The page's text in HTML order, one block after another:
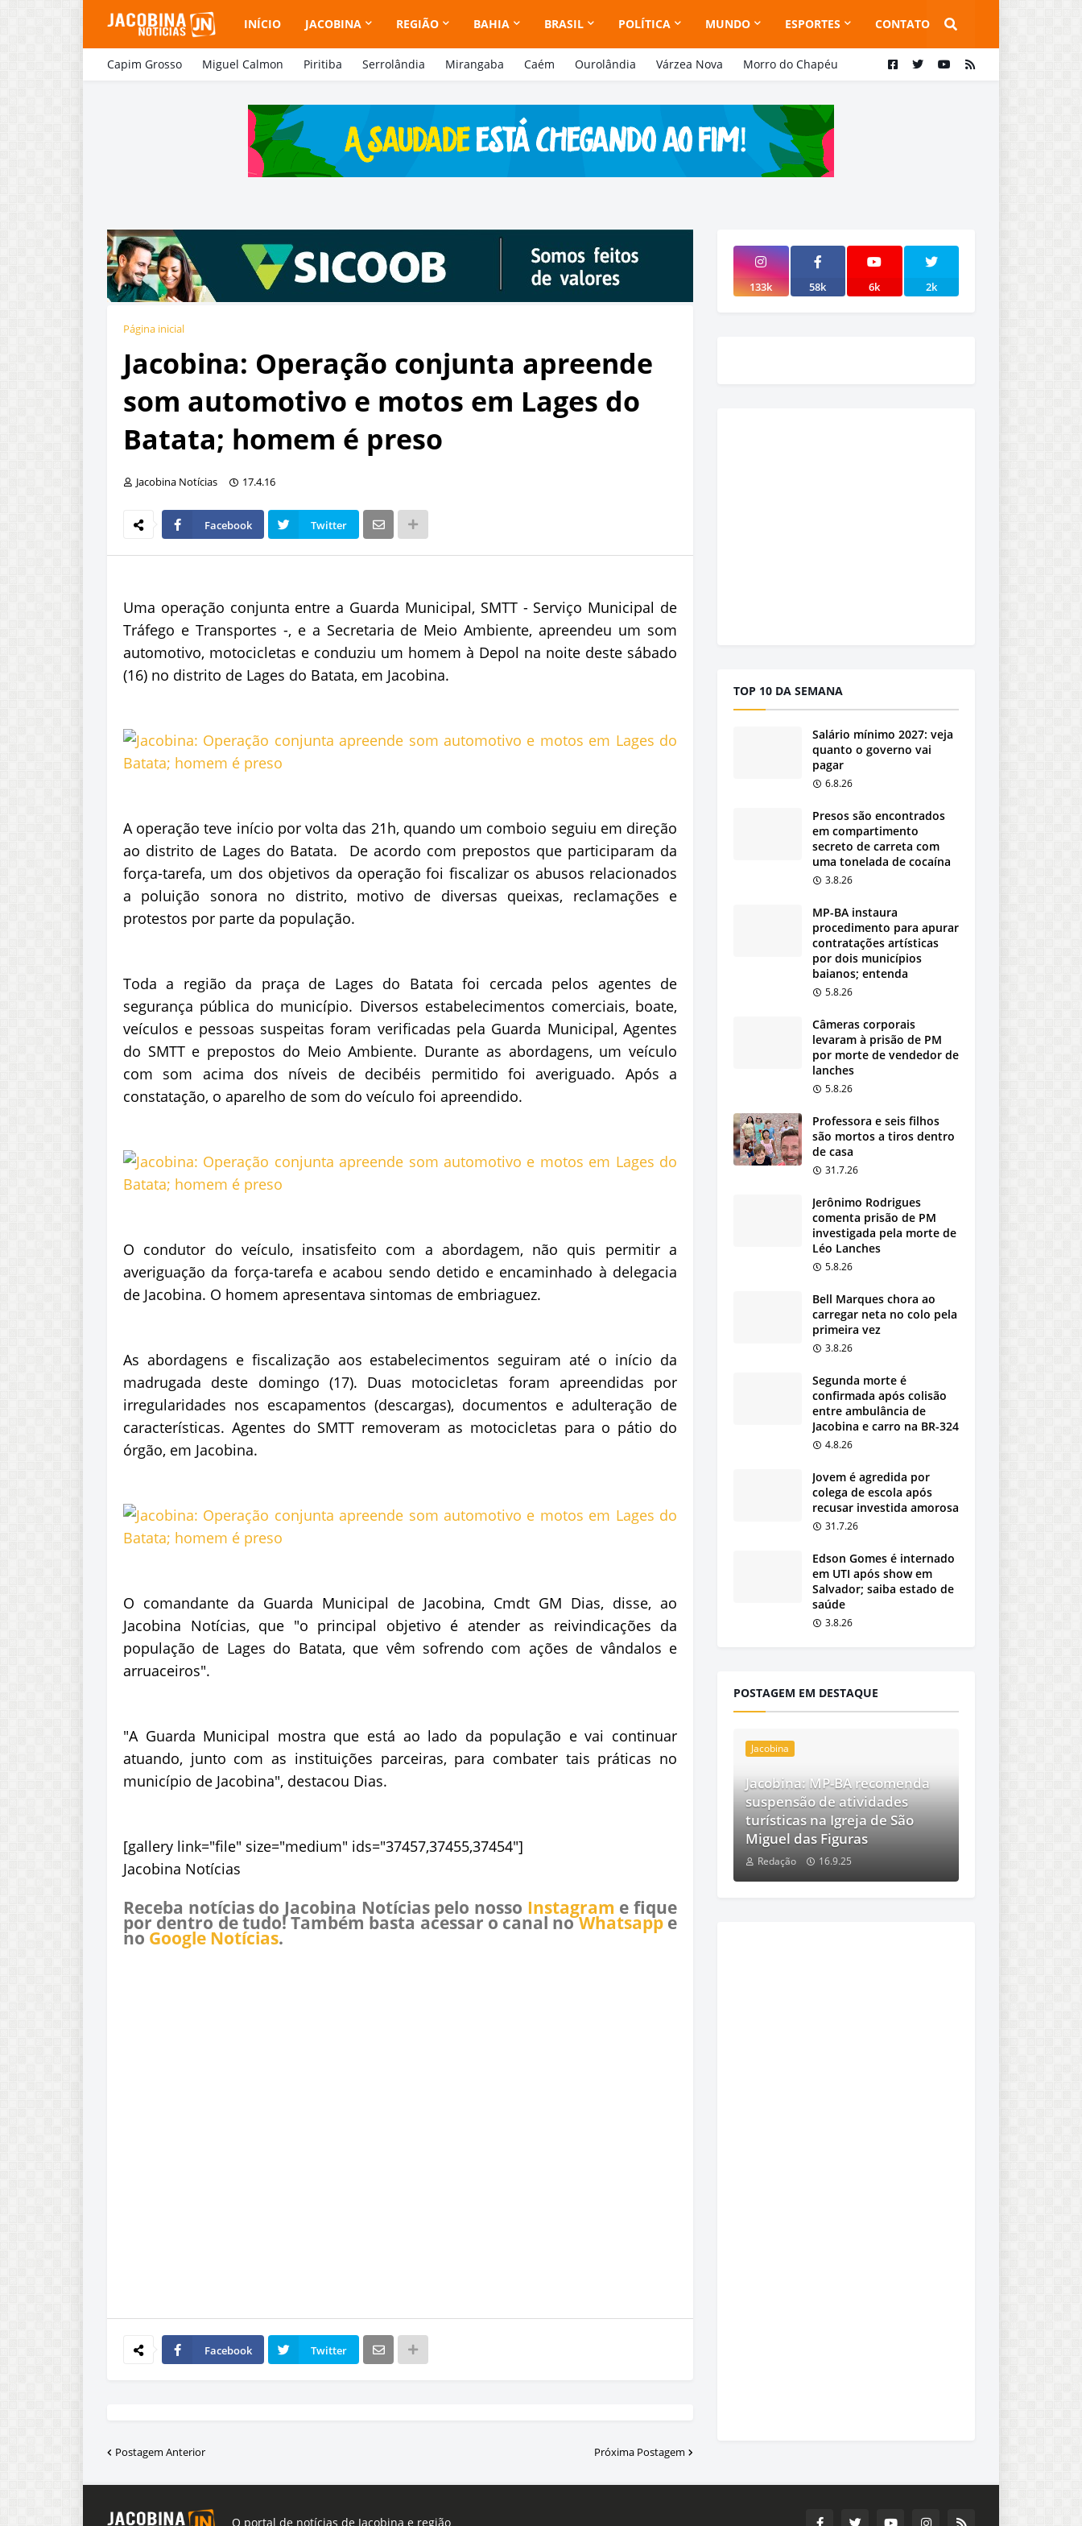
INÍCIO JACOBINA REGIÃO BAHIA BRASIL POLÍTICA MUNDO ESPORTES CONTATO
Capim Grosso Miguel Calmon Piritiba Serrolândia Mirangaba Caém Ourolândia Várzea Nova Morro do Chapéu
Página inicial
Jacobina: Operação conjunta apreende
som automotivo e motos em Lages do
Batata; homem é preso
Jacobina Notícias 17.4.16
Facebook Twitter
Uma operação conjunta entre a Guarda Municipal, SMTT - Serviço Municipal de
Tráfego e Transportes -, e a Secretaria de Meio Ambiente, apreendeu um som
automotivo, motocicletas e conduziu um homem à Depol na noite deste sábado
(16) no distrito de Lages do Batata, em Jacobina.
A operação teve início por volta das 21h, quando um comboio seguiu em direção
ao distrito de Lages do Batata. De acordo com prepostos que participaram da
força-tarefa, um dos objetivos da operação foi fiscalizar os abusos relacionados
a poluição sonora no distrito, motivo de diversas queixas, reclamações e
protestos por parte da população.
Toda a região da praça de Lages do Batata foi cercada pelos agentes de
segurança pública do município. Diversos estabelecimentos comerciais, boate,
veículos e pessoas suspeitas foram verificadas pela Guarda Municipal, Agentes
do SMTT e prepostos do Meio Ambiente. Durante as abordagens, um veículo
com som acima dos níveis de decibéis permitido foi averiguado. Após a
constatação, o aparelho de som do veículo foi apreendido.
O condutor do veículo, insatisfeito com a abordagem, não quis permitir a
averiguação da força-tarefa e acabou sendo detido e encaminhado à delegacia
de Jacobina. O homem apresentava sintomas de embriaguez.
As abordagens e fiscalização aos estabelecimentos seguiram até o início da
madrugada deste domingo (17). Duas motocicletas foram apreendidas por
irregularidades nos escapamentos (descargas), documentos e adulteração de
características. Agentes do SMTT removeram as motocicletas para o pátio do
órgão, em Jacobina.
O comandante da Guarda Municipal de Jacobina, Cmdt GM Dias, disse, ao
Jacobina Notícias, que "o principal objetivo é atender as reivindicações da
população de Lages do Batata, que vêm sofrendo com ações de vândalos e
arruaceiros".
"A Guarda Municipal mostra que está ao lado da população e vai continuar
atuando, junto com as instituições parceiras, para combater tais práticas no
município de Jacobina", destacou Dias.
[gallery link="file" size="medium" ids="37457,37455,37454"]
Jacobina Notícias
Receba notícias do Jacobina Notícias pelo nosso Instagram e fique
por dentro de tudo! Também basta acessar o canal noWhatsappe
no Google Notícias.
Facebook Twitter
Postagem Anterior Próxima Postagem
133k 58k 6k 2k
TOP 10 DA SEMANA
Salário mínimo 2027: veja
quanto o governo vai
pagar
6.8.26
Presos são encontrados
em compartimento
secreto de carreta com
uma tonelada de cocaína
3.8.26
MP-BA instaura
procedimento para apurar
contratações artísticas
por dois municípios
baianos; entenda
5.8.26
Câmeras corporais
levaram à prisão de PM
por morte de vendedor de
lanches
5.8.26
Professora e seis filhos
são mortos a tiros dentro
de casa
31.7.26
Jerônimo Rodrigues
comenta prisão de PM
investigada pela morte de
Léo Lanches
5.8.26
Bell Marques chora ao
carregar neta no colo pela
primeira vez
3.8.26
Segunda morte é
confirmada após colisão
entre ambulância de
Jacobina e carro na BR-324
4.8.26
Jovem é agredida por
colega de escola após
recusar investida amorosa
31.7.26
Edson Gomes é internado
em UTI após show em
Salvador; saiba estado de
saúde
3.8.26
POSTAGEM EM DESTAQUE
Jacobina
Jacobina: MP-BA recomenda
suspensão de atividades
turísticas na Igreja de São
Miguel das Figuras
Redação 16.9.25
O portal de notícias de Jacobina e região